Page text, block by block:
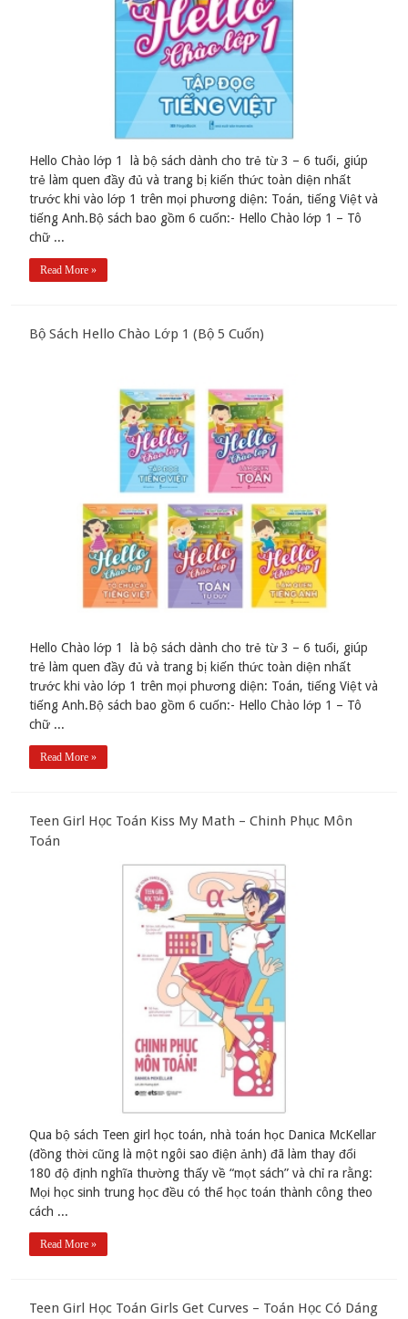
Hello Chào lớp 1 là bộ sách dành cho trẻ từ 3 – 6 tuổi, giúp
trẻ làm quen đầy đủ và trang bị kiến thức toàn diện nhất
trước khi vào lớp 1 trên mọi phương diện: Toán, tiếng Việt và
tiếng Anh.Bộ sách bao gồm 6 cuốn:- Hello Chào lớp 1 – Tô
chữ ...
Read More »
Bộ Sách Hello Chào Lớp 1 (Bộ 5 Cuốn)
Hello Chào lớp 1 là bộ sách dành cho trẻ từ 3 – 6 tuổi, giúp
trẻ làm quen đầy đủ và trang bị kiến thức toàn diện nhất
trước khi vào lớp 1 trên mọi phương diện: Toán, tiếng Việt và
tiếng Anh.Bộ sách bao gồm 6 cuốn:- Hello Chào lớp 1 – Tô
chữ ...
Read More »
Teen Girl Học Toán Kiss My Math – Chinh Phục Môn
Toán
Qua bộ sách Teen girl học toán, nhà toán học Danica McKellar
(đồng thời cũng là một ngôi sao điện ảnh) đã làm thay đổi
180 độ định nghĩa thường thấy về “mọt sách” và chỉ ra rằng:
Mọi học sinh trung học đều có thể học toán thành công theo
cách ...
Read More »
Teen Girl Học Toán Girls Get Curves – Toán Học Có Dáng